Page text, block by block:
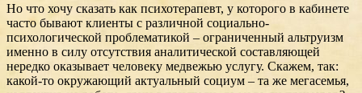
Но что хочу сказать как психотерапевт, у которого в кабинете
часто бывают клиенты с различной социально-
психологической проблематикой – ограниченный альтруизм
именно в силу отсутствия аналитической составляющей
нередко оказывает человеку медвежью услугу. Скажем, так:
какой-то окружающий актуальный социум – та же мегасемья,